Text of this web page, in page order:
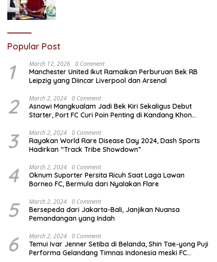
Popular Post
1 March 12, 2026 0 Comment
Manchester United Ikut Ramaikan Perburuan Bek RB
Leipzig yang Diincar Liverpool dan Arsenal
2 March 2, 2024 0 Comment
Asnawi Mangkualam Jadi Bek Kiri Sekaligus Debut
Starter, Port FC Curi Poin Penting di Kandang Khon
3 March 2, 2024 0 Comment
Rayakan World Rare Disease Day 2024, Dash Sports
Hadirkan “Track Tribe Showdown”
4 March 2, 2024 0 Comment
Oknum Suporter Persita Ricuh Saat Laga Lawan
Borneo FC, Bermula dari Nyalakan Flare
5 March 2, 2024 0 Comment
Bersepeda dari Jakarta-Bali, Janjikan Nuansa
Pemandangan yang Indah
6 March 2, 2024 0 Comment
Temui Ivar Jenner Setiba di Belanda, Shin Tae-yong Puji
Performa Gelandang Timnas Indonesia meski FC